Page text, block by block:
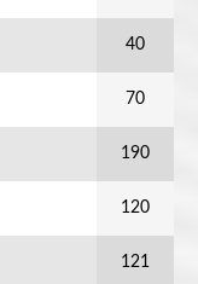
40
70
190
120
121